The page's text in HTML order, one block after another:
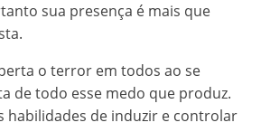
sua presença é mais que
o terror em todos ao se
de todo esse medo que produz.
habilidades de induzir e controlar